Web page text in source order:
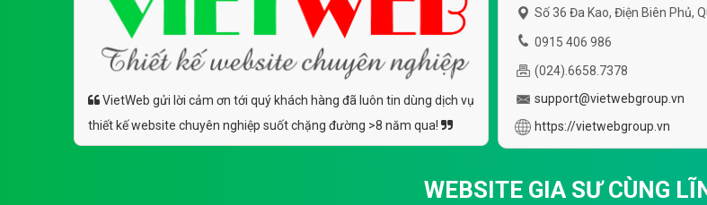
VietWeb gửi lời cảm ơn tới quý khách hàng đã luôn tin dùng dịch vụ
thiết kế website chuyên nghiệp suốt chặng đường >8 năm qua!
Số 36 Đa Kao, Điện Biên Phủ,
0915 406 986
(024).6658.7378
support@vietwebgroup.vn
https://vietwebgroup.vn
WEBSITE GIA SƯ CÙNG